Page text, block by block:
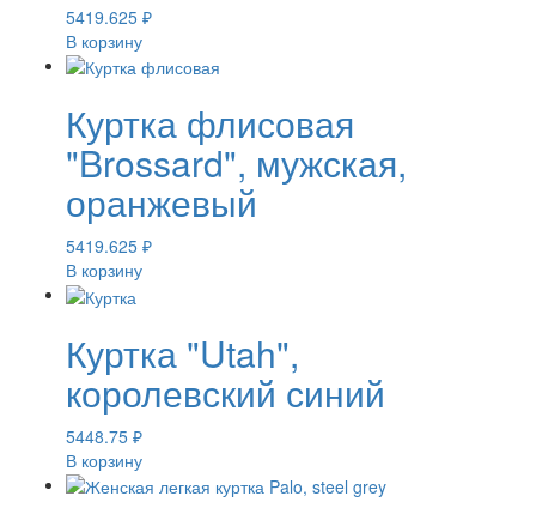
5419.625 ₽
В корзину
Куртка флисовая
"Brossard", мужская,
оранжевый
5419.625 ₽
В корзину
Куртка "Utah",
королевский синий
5448.75 ₽
В корзину